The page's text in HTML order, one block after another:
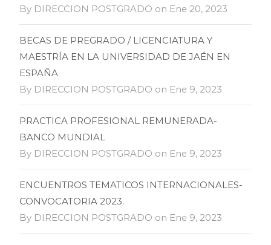
By DIRECCION POSTGRADO on Ene 20, 2023
BECAS DE PREGRADO / LICENCIATURA Y
MAESTRÍA EN LA UNIVERSIDAD DE JAÉN EN
ESPAÑA
By DIRECCION POSTGRADO on Ene 9, 2023
PRACTICA PROFESIONAL REMUNERADA-
BANCO MUNDIAL
By DIRECCION POSTGRADO on Ene 9, 2023
ENCUENTROS TEMATICOS INTERNACIONALES-
CONVOCATORIA 2023.
By DIRECCION POSTGRADO on Ene 9, 2023